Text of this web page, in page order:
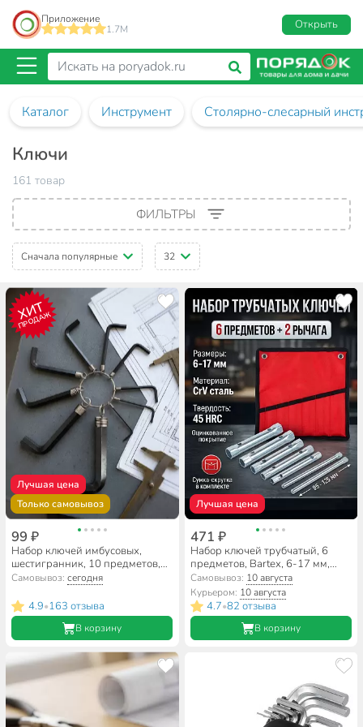
Приложение
1.7M
Открыть
Каталог Инструмент Столярно-слесарный
Ключи
161 товар
ФИЛЬТРЫ
Сначала популярные 32
ХИТ
ПРОДАЖ
Лучшая цена
Только самовывоз
99 ₽
Набор ключей имбусовых,
шестигранник, 10 предметов,
Bartex, 1.5-10 мм, углеродистая
Самовывоз:сегодня
4.9•163 отзыва
В корзину
Лучшая цена
471 ₽
Набор ключей трубчатый, 6
предметов, Bartex, 6-17 мм,
оцинкованный, CrV сталь, + 2
съемных рычага, сумка
Самовывоз: 10 августа
Курьером: 10 августа
4.7•82 отзыва
В корзину